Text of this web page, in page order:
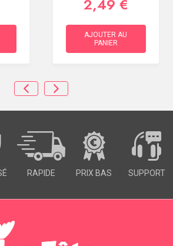
2,49 €
AJOUTER AU
PANIER
RAPIDE PRIX BAS SUPPORT